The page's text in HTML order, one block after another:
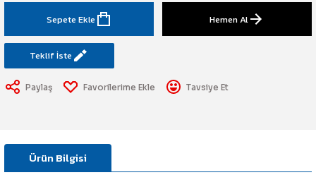
& Barikat ve Toprakaltı
Sepete Ekle Hemen Al
Teklif İste
Tavsiye Et
Paylaş
Ürün Bilgisi